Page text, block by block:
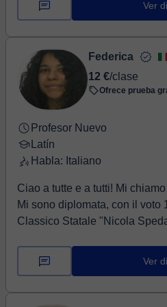
Castellana por la Universidad
Ver
Federica
12 €/clase
Ofrece prueba
Profesor Nuevo
Latín
Habla: Italiano
Ciao a tutte e a tutti! Mi
Mi sono diplomata, con il voto
Classico Statale "Nicola
Adesso sono una studentessa
ormai al termine del mio
Ver